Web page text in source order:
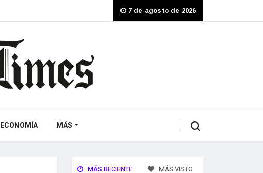
7 de agosto de 2026
ECONOMÍA MÁS
MÁS RECIENTE MÁS VISTO